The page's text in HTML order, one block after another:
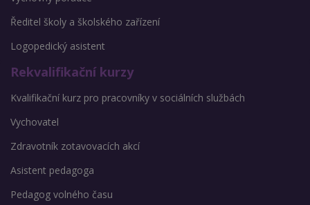
Ředitel školy a školského zařízení
Logopedický asistent
Rekvalifikační kurzy
Kvalifikační kurz pro pracovníky v sociálních službách
Vychovatel
Zdravotník zotavovacích akcí
Asistent pedagoga
Pedagog volného času